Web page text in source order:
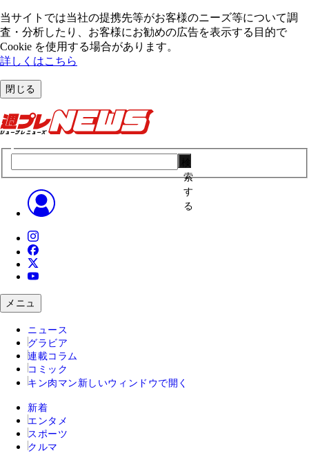
当サイトでは当社の提携先等がお客様のニーズ等について調
査・分析したり、お客様にお勧めの広告を表⽰する⽬的で
Cookie を使⽤する場合があります。
詳しくはこちら
閉じる
索
す
る
メニュ
ニュース
グラビア
連載コラム
コミック
キン肉マン 新しいウィンドウで開く
新着
エンタメ
スポーツ
クルマ